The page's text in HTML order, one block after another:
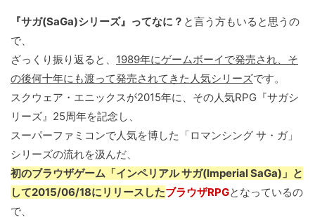
『サガ(SaGa)シリーズ』ってなに？ と言う方もいると思うの
で、
ざっくり振り返ると、 1989年にゲームボーイで発売され、そ
の後何十年にも渡って発売されてきた人気シリーズです。
スクウェア・エニックスが2015年に、その人気RPG『サガシ
リーズ』25周年を記念し、
スーパーファミコンで人気を博した「ロマンシング サ・ガ」
シリーズの流れを汲んだ、
初のブラウザゲーム「インペリアル サガ(Imperial SaGa)」と
して2015/06/18にリリースしたブラウザRPGとなっているの
で、